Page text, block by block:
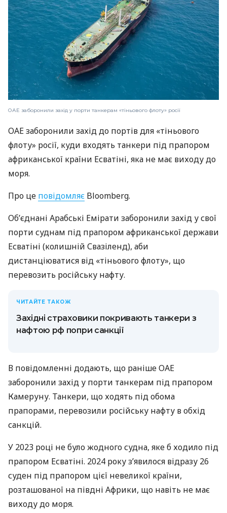
ОАЕ заборонили захід у порти танкерам «тіньового флоту» росії
ОАЕ заборонили захід до портів для «тіньового
флоту» росії, куди входять танкери під прапором
африканської країни Есватіні, яка не має виходу до
моря.
Про це повідомляє Bloomberg.
Об’єднані Арабські Емірати заборонили захід у свої
порти суднам під прапором африканської держави
Есватіні (колишній Свазіленд), аби
дистанціюватися від «тіньового флоту», що
перевозить російську нафту.
ЧИТАЙТЕ ТАКОЖ
Західні страховики покривають танкери з
нафтою рф попри санкції
В повідомленні додають, що раніше ОАЕ
заборонили захід у порти танкерам під прапором
Камеруну. Танкери, що ходять під обома
прапорами, перевозили російську нафту в обхід
санкцій.
У 2023 році не було жодного судна, яке б ходило під
прапором Есватіні. 2024 року з’явилося відразу 26
суден під прапором цієї невеликої країни,
розташованої на півдні Африки, що навіть не має
виходу до моря.